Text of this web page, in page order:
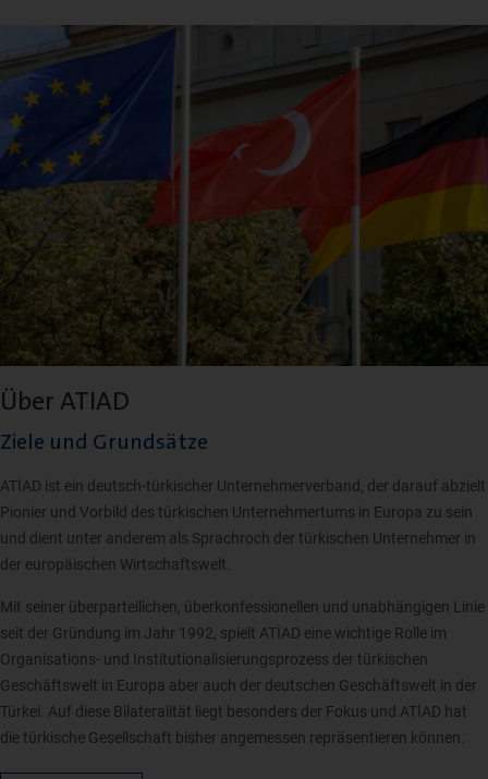
Über ATIAD
Ziele und Grundsätze
ATİAD ist ein deutsch-türkischer Unternehmerverband, der darauf abzielt
Pionier und Vorbild des türkischen Unternehmertums in Europa zu sein
und dient unter anderem als Sprachroch der türkischen Unternehmer in
der europäischen Wirtschaftswelt.
Mit seiner überparteilichen, überkonfessionellen und unabhängigen Linie
seit der Gründung im Jahr 1992, spielt ATİAD eine wichtige Rolle im
Organisations- und Institutionalisierungsprozess der türkischen
Geschäftswelt in Europa aber auch der deutschen Geschäftswelt in der
Türkei. Auf diese Bilateralität liegt besonders der Fokus und ATİAD hat
die türkische Gesellschaft bisher angemessen repräsentieren können.